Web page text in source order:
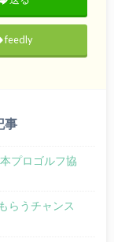
feedly
事
プロゴルフ協
らうチャンス